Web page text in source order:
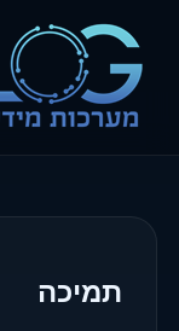
תמיכה